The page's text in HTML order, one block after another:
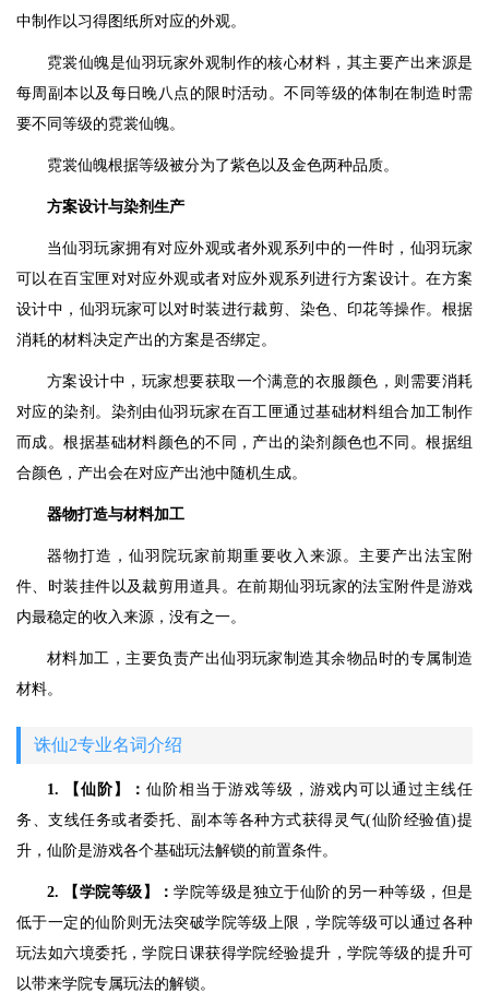
中制作以习得图纸所对应的外观。
霓裳仙魄是仙羽玩家外观制作的核心材料，其主要产出来源是
每周副本以及每日晚八点的限时活动。不同等级的体制在制造时需
要不同等级的霓裳仙魄。
霓裳仙魄根据等级被分为了紫色以及金色两种品质。
方案设计与染剂生产
当仙羽玩家拥有对应外观或者外观系列中的一件时，仙羽玩家
可以在百宝匣对对应外观或者对应外观系列进行方案设计。在方案
设计中，仙羽玩家可以对时装进行裁剪、染色、印花等操作。根据
消耗的材料决定产出的方案是否绑定。
方案设计中，玩家想要获取一个满意的衣服颜色，则需要消耗
对应的染剂。染剂由仙羽玩家在百工匣通过基础材料组合加工制作
而成。根据基础材料颜色的不同，产出的染剂颜色也不同。根据组
合颜色，产出会在对应产出池中随机生成。
器物打造与材料加工
器物打造，仙羽院玩家前期重要收入来源。主要产出法宝附
件、时装挂件以及裁剪用道具。在前期仙羽玩家的法宝附件是游戏
内最稳定的收入来源，没有之一。
材料加工，主要负责产出仙羽玩家制造其余物品时的专属制造
材料。
诛仙2专业名词介绍
1. 【仙阶】： 仙阶相当于游戏等级，游戏内可以通过主线任
务、支线任务或者委托、副本等各种方式获得灵气(仙阶经验值)提
升，仙阶是游戏各个基础玩法解锁的前置条件。
2. 【学院等级】：学院等级是独立于仙阶的另一种等级，但是
低于一定的仙阶则无法突破学院等级上限，学院等级可以通过各种
玩法如六境委托，学院日课获得学院经验提升，学院等级的提升可
以带来学院专属玩法的解锁。